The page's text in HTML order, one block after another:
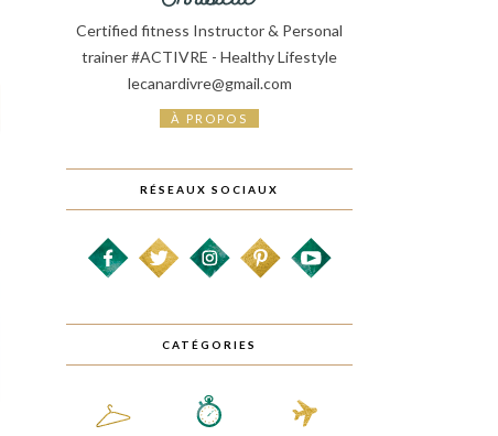
Certified fitness Instructor & Personal
trainer #ACTIVRE - Healthy Lifestyle
lecanardivre@gmail.com
À PROPOS
RÉSEAUX SOCIAUX
CATÉGORIES